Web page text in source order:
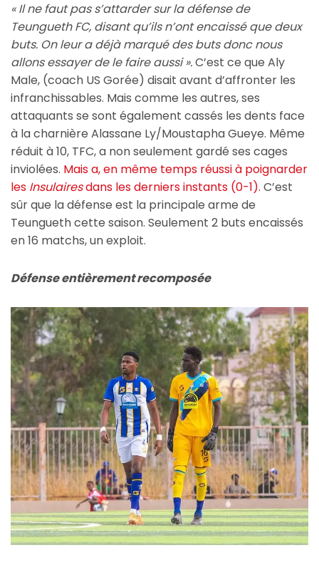
« Il ne faut pas s’attarder sur la défense de
Teungueth FC, disant qu’ils n’ont encaissé que deux
buts. On leur a déjà marqué des buts donc nous
allons essayer de le faire aussi ».C’est ce que Aly
Male, (coach US Gorée) disait avant d’affronter les
infranchissables. Mais comme les autres, ses
attaquants se sont également cassés les dents face
à la charnière Alassane Ly/Moustapha Gueye. Même
réduit à 10, TFC, a non seulement gardé ses cages
inviolées. Mais a, en même temps réussi à poignarder
les Insulairesdans les derniers instants (0-1). C’est
sûr que la défense est la principale arme de
Teungueth cette saison. Seulement 2 buts encaissés
en 16 matchs, un exploit.
Défense entièrement recomposée